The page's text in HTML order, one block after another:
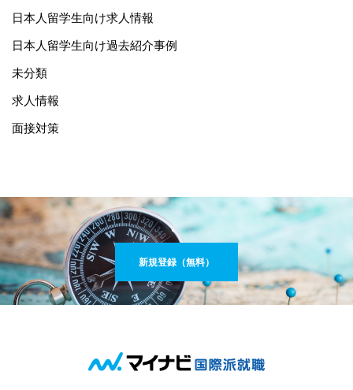
日本人留学生向け求人情報
日本人留学生向け過去紹介事例
未分類
求人情報
面接対策
新規登録（無料）